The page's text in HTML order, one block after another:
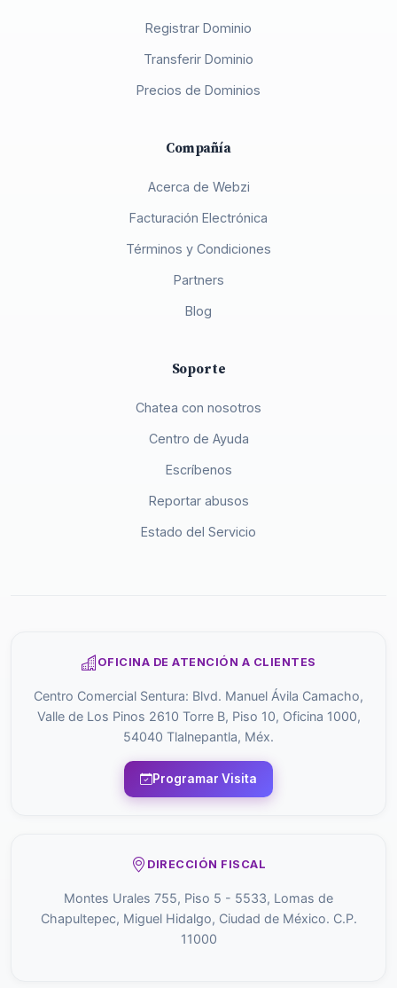
Registrar Dominio
Transferir Dominio
Precios de Dominios
Compañía
Acerca de Webzi
Facturación Electrónica
Términos y Condiciones
Partners
Blog
Soporte
Chatea con nosotros
Centro de Ayuda
Escríbenos
Reportar abusos
Estado del Servicio
OFICINA DE ATENCIÓN A CLIENTES
Centro Comercial Sentura: Blvd. Manuel Ávila Camacho,
Valle de Los Pinos 2610 Torre B, Piso 10, Oficina 1000,
54040 Tlalnepantla, Méx.
Programar Visita
DIRECCIÓN FISCAL
Montes Urales 755, Piso 5 - 5533, Lomas de
Chapultepec, Miguel Hidalgo, Ciudad de México. C.P.
11000